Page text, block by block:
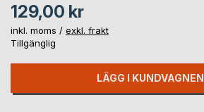
129,00 kr
inkl. moms / exkl. frakt
Tillgänglig
LÄGG I KUNDVAGNEN